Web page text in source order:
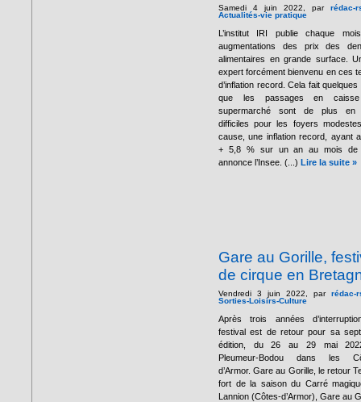
Samedi 4 juin 2022, par rédac-
Actualités-vie pratique
L’institut IRI publie chaque
augmentations des prix des
alimentaires en grande surface.
expert forcément bienvenu en ces
d’inflation record. Cela fait quelques
que les passages en
supermarché sont de plus en
difficiles pour les foyers
cause, une inflation record, ayant
+ 5,8 % sur un an au mois de
annonce l’Insee. (...) Lire la suite »
Gare au Gorille,
de cirque en
Vendredi 3 juin 2022, par rédac-
Sorties-Loisirs-Culture
Après trois années
festival est de retour pour sa
édition, du 26 au 29 mai
Pleumeur-Bodou dans les
d’Armor. Gare au Gorille, le retour
fort de la saison du Carré
Lannion (Côtes-d’Armor), Gare au